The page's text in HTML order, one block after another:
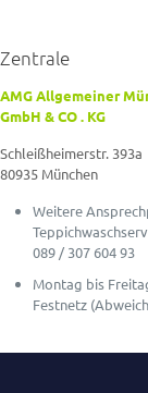
Zentrale
AMG Allgemeiner
GmbH & CO . KG
Schleißheimerstr. 393a
80935 München
Weitere
089 / 307 604 93
Montag bis
Festnetz